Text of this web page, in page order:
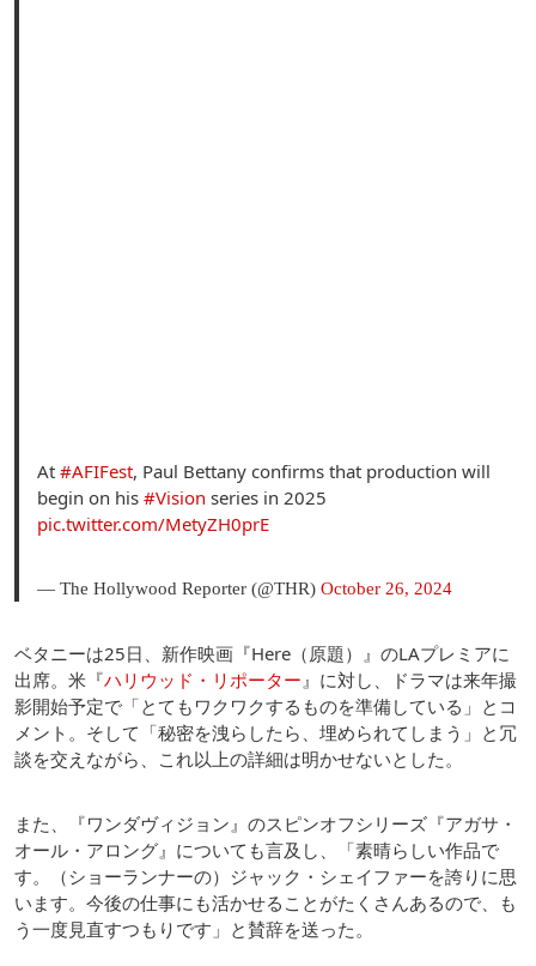
At #AFIFest, Paul Bettany confirms that production will
begin on his #Vision series in 2025
pic.twitter.com/MetyZH0prE
— The Hollywood Reporter (@THR) October 26, 2024
ベタニーは25日、新作映画『Here（原題）』のLAプレミアに
出席。米『ハリウッド・リポーター 』に対し、ドラマは来年撮
影開始予定で「とてもワクワクするものを準備している」とコ
メント。そして「秘密を洩らしたら、埋められてしまう」と冗
談を交えながら、これ以上の詳細は明かせないとした。
また、『ワンダヴィジョン』のスピンオフシリーズ『アガサ・
オール・アロング』についても言及し、「素晴らしい作品で
す。（ショーランナーの）ジャック・シェイファーを誇りに思
います。今後の仕事にも活かせることがたくさんあるので、も
う一度見直すつもりです」と賛辞を送った。